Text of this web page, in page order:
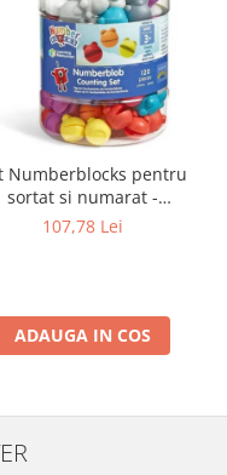
Numberblocks pentru
sortat si numarat -
Numberblob
107,78 Lei
ADAUGA IN COS